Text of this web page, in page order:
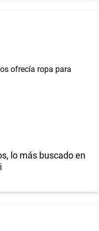
lo más buscado en